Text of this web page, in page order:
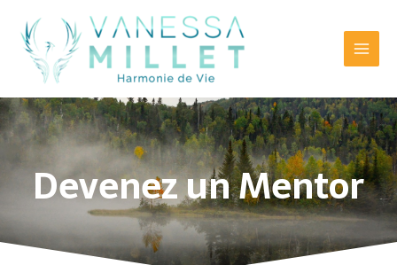
contenu
Menu
Devenez un Mentor